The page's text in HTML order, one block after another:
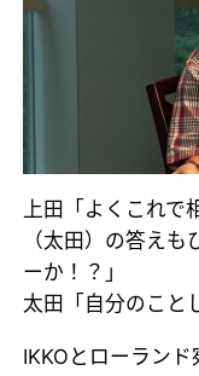
上田「よくこれで
（太田）の答え
ーか！？」
太田「自分のこと
IKKOとローラン